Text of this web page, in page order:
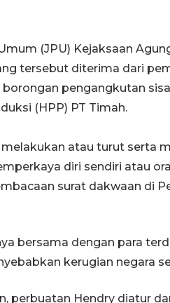
(JPU) Kejaksaan
tersebut diterima dari
pengangkutan
(HPP) PT Timah.
atau turut serta
diri sendiri atau
surat dakwaan di
bersama dengan para
kerugian negara
perbuatan Hendry diatur